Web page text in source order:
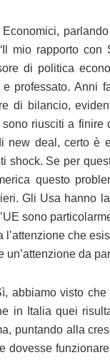
mio rapporto con
di politica
professato. Anni
di bilancio,
riusciti a finire
new deal, certo è
shock. Se per
questo
Gli Usa hanno
sono
l’attenzione che
da
abbiamo visto
in Italia quei
puntando alla
dovesse